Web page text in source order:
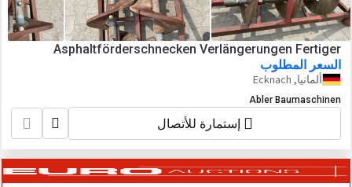
Asphaltförderschnecken Verlängerungen Fertiger
السعر المطلوب
ألمانيا, Ecknach
Abler Baumaschinen
إستمارة للأتصال